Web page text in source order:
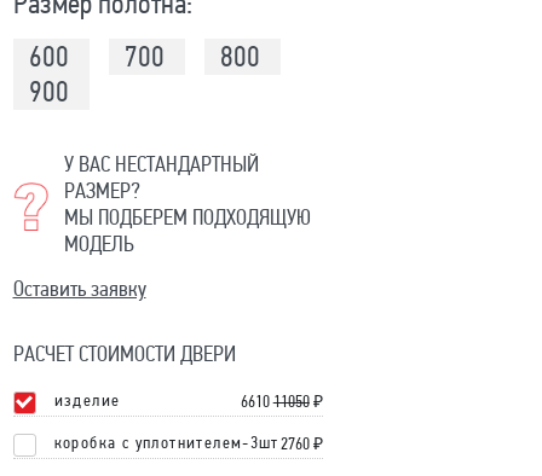
600
700
800
900
У ВАС НЕСТАНДАРТНЫЙ
РАЗМЕР?
МЫ ПОДБЕРЕМ ПОДХОДЯЩУЮ
МОДЕЛЬ
Оставить заявку
РАСЧЕТ СТОИМОСТИ ДВЕРИ
изделие 6610 11050₽
коробка с уплотнителем-3шт 2760 ₽